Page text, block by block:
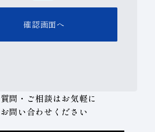
問・ご相談はお気軽に
お問い合わせください